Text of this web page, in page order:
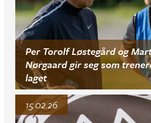
Per Torolf Løstegård og
Nørgaard gir seg som
laget
15.02.26